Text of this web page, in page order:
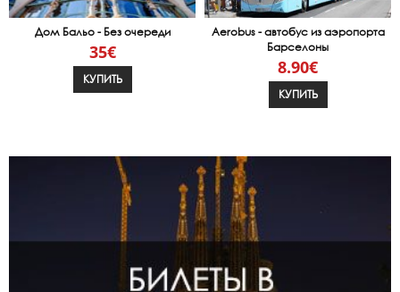
Дом Бальо - Без очереди
35€
КУПИТЬ
Aerobus - автобус из аэропорта
Барселоны
8.90€
КУПИТЬ